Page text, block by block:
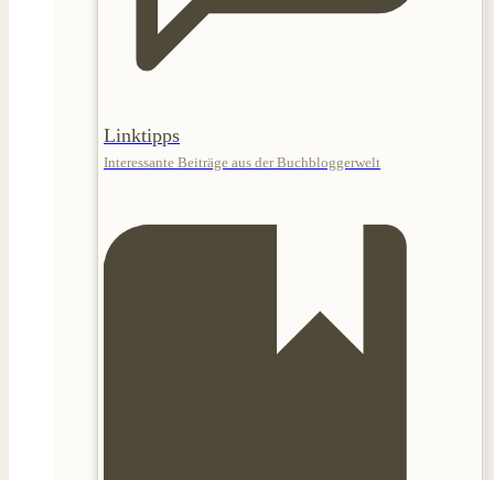
Linktipps
Interessante Beiträge aus der Buchbloggerwelt